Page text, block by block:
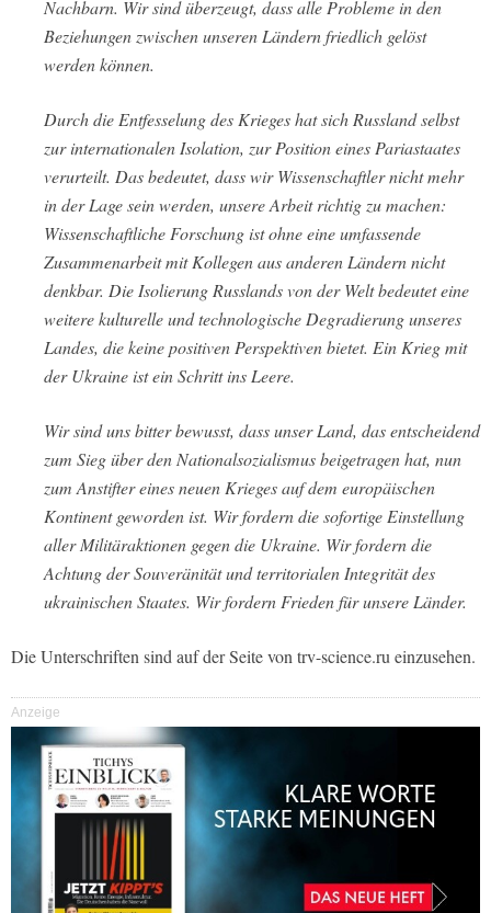
Nachbarn. Wir sind überzeugt, dass alle Probleme in den
Beziehungen zwischen unseren Ländern friedlich gelöst
werden können.
Durch die Entfesselung des Krieges hat sich Russland selbst
zur internationalen Isolation, zur Position eines Pariastaates
verurteilt. Das bedeutet, dass wir Wissenschaftler nicht mehr
in der Lage sein werden, unsere Arbeit richtig zu machen:
Wissenschaftliche Forschung ist ohne eine umfassende
Zusammenarbeit mit Kollegen aus anderen Ländern nicht
denkbar. Die Isolierung Russlands von der Welt bedeutet eine
weitere kulturelle und technologische Degradierung unseres
Landes, die keine positiven Perspektiven bietet. Ein Krieg mit
der Ukraine ist ein Schritt ins Leere.
Wir sind uns bitter bewusst, dass unser Land, das entscheidend
zum Sieg über den Nationalsozialismus beigetragen hat, nun
zum Anstifter eines neuen Krieges auf dem europäischen
Kontinent geworden ist. Wir fordern die sofortige Einstellung
aller Militäraktionen gegen die Ukraine. Wir fordern die
Achtung der Souveränität und territorialen Integrität des
ukrainischen Staates. Wir fordern Frieden für unsere Länder.
Die Unterschriften sind auf der Seite von trv-science.ru einzusehen.
Anzeige